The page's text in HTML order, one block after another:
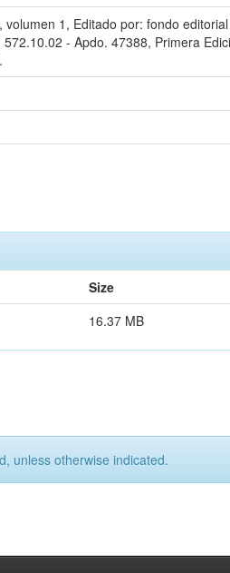
1, Editado por: fondo
- Apdo. 47388, Primera
Size
16.37 MB
unless otherwise indicated.